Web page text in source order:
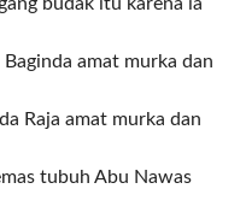
Baginda amat murka dan
Raja amat murka dan
tubuh Abu Nawas